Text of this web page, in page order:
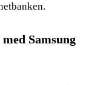
Samsung